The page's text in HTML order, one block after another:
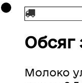
Обсяг
Молоко